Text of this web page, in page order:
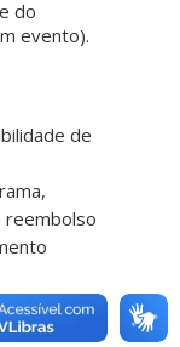
do
evento).
de
reembolso